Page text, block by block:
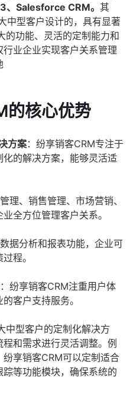
、Salesforce CRM。 其
中型客户设计的，具有显著
的功能、灵活的定制能力和
业企业实现客户关系管理
的核心优势
方案：纷享销客CRM专注于
的解决方案，能够灵活适
理、销售管理、市场营销、
全方位管理客户关系。
据分析和报表功能，企业可
程。
：纷享销客CRM注重用户体
客户支持服务。
中型客户的定制化解决方
和需求进行灵活调整。例
享销客CRM可以定制适合
等功能模块，确保系统的